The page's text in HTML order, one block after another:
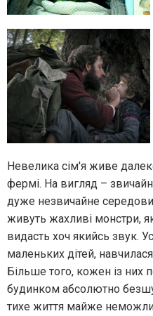
Невелика сім'я живе
фермі. На вигляд –
дуже незвичайне
живуть жахливі монстри,
видасть хоч якийсь звук.
маленьких дітей,
Більше того, кожен із них
будинком абсолютно
тихе життя майже